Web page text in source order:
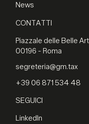
News
CONTATTI
Piazzale delle Belle
00196 - Roma
segreteria@gm.tax
+39 06 871 534 48
SEGUICI
LinkedIn